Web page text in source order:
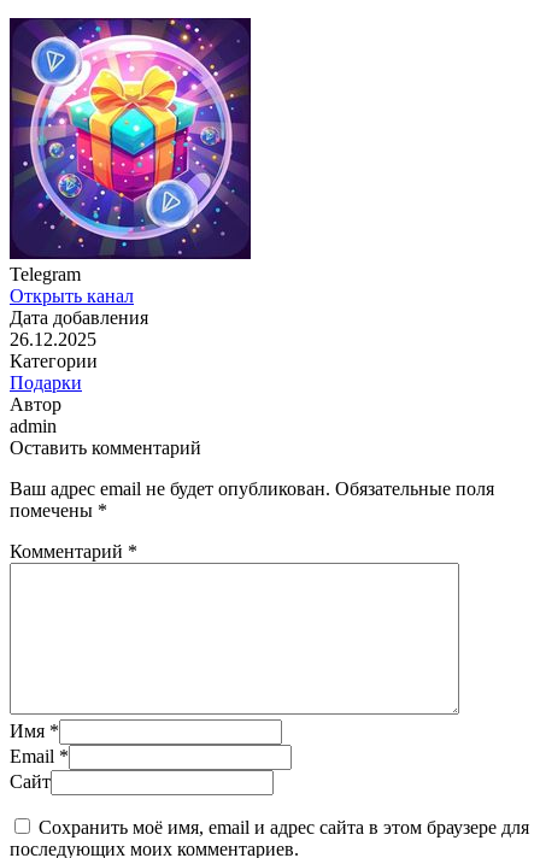
Telegram
Открыть канал
Дата добавления
26.12.2025
Категории
Подарки
Автор
admin
Оставить комментарий
Ваш адрес email не будет опубликован. Обязательные поля
помечены *
Комментарий *
Имя *
Email *
Сайт
Сохранить моё имя, email и адрес сайта в этом браузере для
последующих моих комментариев.